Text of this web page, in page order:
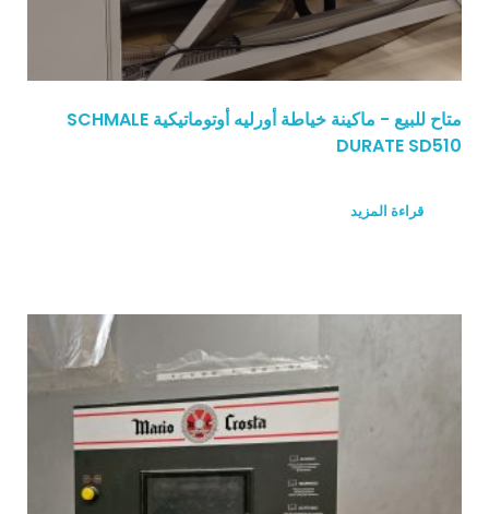
متاح للبيع - ماكينة خياطة أورليه أوتوماتيكية SCHMALE
DURATE SD510
قراءة المزيد